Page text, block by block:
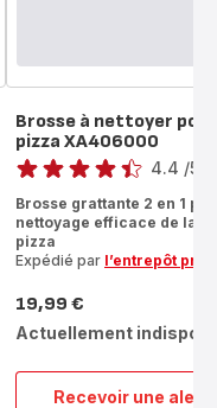
Recevoir une
Brosse à nettoyer
pizza XA406000
Note
4.4 /5
Brosse grattante 2 en 1
nettoyage efficace de la
pizza
Expédié par l’entrepôt
Prix
19,99 €
Actuellement